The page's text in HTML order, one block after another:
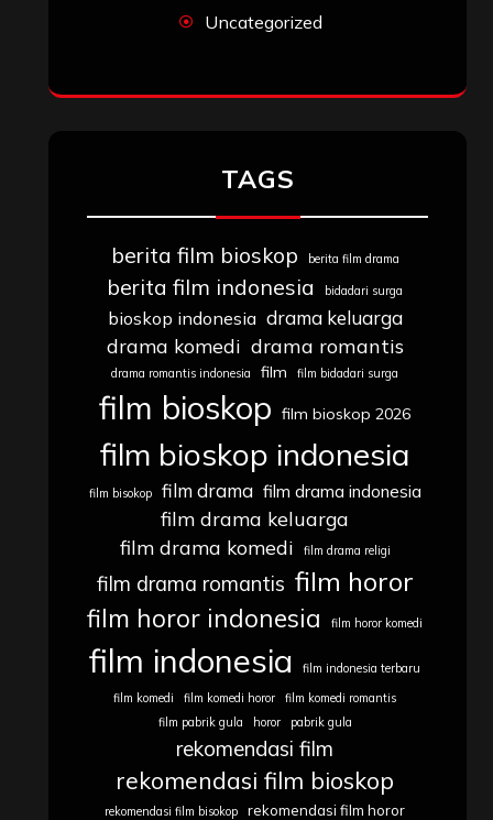
Uncategorized
TAGS
berita film bioskop berita film drama
berita film indonesia bidadari surga
bioskop indonesia drama keluarga
drama komedi drama romantis
drama romantis indonesia film film bidadari surga
film bioskop film bioskop 2026
film bioskop indonesia
film bisokop film drama film drama indonesia
film drama keluarga
film drama komedi
film drama religi
film drama romantis film horor
film horor indonesia film horor komedi
film indonesia
film indonesia terbaru
film komedi
film komedi horor
film komedi romantis
film pabrik gula
horor pabrik gula
rekomendasi film
rekomendasi film bioskop
rekomendasi film bisokop rekomendasi film horor